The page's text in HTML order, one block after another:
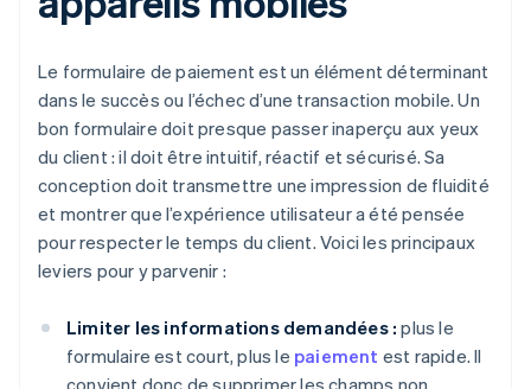
Le formulaire de paiement est un élément déterminant
dans le succès ou l’échec d’une transaction mobile. Un
bon formulaire doit presque passer inaperçu aux yeux
du client : il doit être intuitif, réactif et sécurisé. Sa
conception doit transmettre une impression de fluidité
et montrer que l’expérience utilisateur a été pensée
pour respecter le temps du client. Voici les principaux
leviers pour y parvenir :
Limiter les informations demandées : plus le
formulaire est court, plus le paiement est rapide. Il